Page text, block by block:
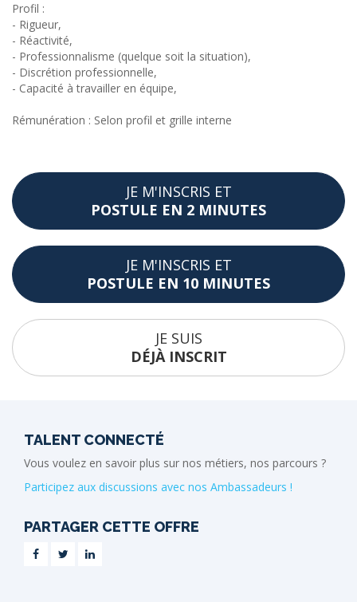
Profil :
- Rigueur,
- Réactivité,
- Professionnalisme (quelque soit la situation),
- Discrétion professionnelle,
- Capacité à travailler en équipe,
Rémunération : Selon profil et grille interne
JE M'INSCRIS ET
POSTULE EN 2 MINUTES
JE M'INSCRIS ET
POSTULE EN 10 MINUTES
JE SUIS
DÉJÀ INSCRIT
TALENT CONNECTÉ
Vous voulez en savoir plus sur nos métiers, nos parcours ?
Participez aux discussions avec nos Ambassadeurs !
PARTAGER CETTE OFFRE